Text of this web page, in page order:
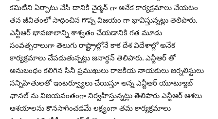
కమిటీని ఏర్పాటు చేసి దానికి చైర్మన్ గా అనేక కార్యక్రమాలు చేయటం
తన జీవితంలో సాధించిన గొప్ప విజయం గా భావిస్తున్నట్లు తెలిపారు.
ఎన్టీఆర్ భావజాలాన్ని శాశ్వతం చేయడానికి గత మూడు
సంవత్సరాలుగా తెలుగు రాష్ట్రాల్లోనే కాక దేశ విదేశాల్లో అనేక
కార్యక్రమాలు చేపడుతున్నట్లు జనార్ధన్ తెలిపారు. ఎన్టీఆర్ తో
అనుబంధం కలిగిన సినీ ప్రముఖులు రాజకీయ నాయకులు జర్నలిస్టులు
సన్నిహితులతో ఇంటర్వ్యూలు చేయిస్తూ అన్న ఎన్టీఆర్ యూట్యూబ్
ఛానల్ ను విజయవంతంగా నిర్వహిస్తున్నట్లు తెలిపారు ఎన్టీఆర్ ఆశలు
ఆశయాలను కొనసాగించడమే లక్ష్యంగా తమ కార్యక్రమాలు